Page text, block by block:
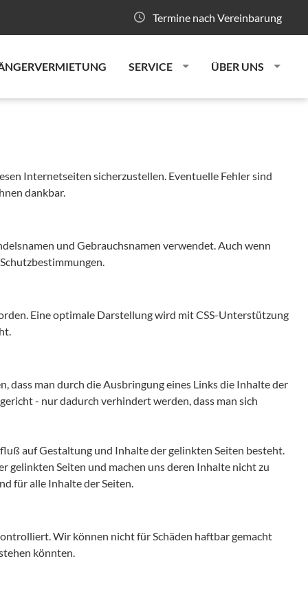
Termine nach Vereinbarung
SERVICE ÜBER UNS
Internetseiten sicherzustellen. Eventuelle Fehler sind
dankbar.
und Gebrauchsnamen verwendet. Auch wenn
Eine optimale Darstellung wird mit CSS-Unterstützung
man durch die Ausbringung eines Links die Inhalte der
- nur dadurch verhindert werden, dass man sich
auf Gestaltung und Inhalte der gelinkten Seiten besteht.
gelinkten Seiten und machen uns deren Inhalte nicht zu
für alle Inhalte der Seiten.
Wir können nicht für Schäden haftbar gemacht
könnten.